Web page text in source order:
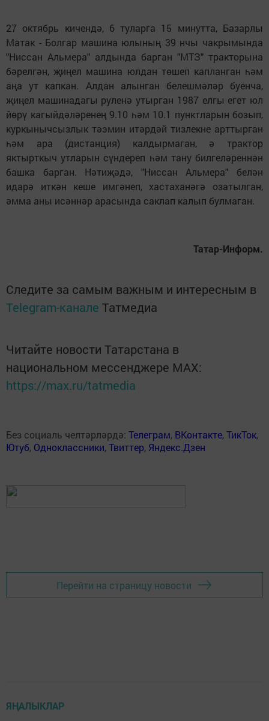
27 октябрь кичендә, 6 туларга 15 минутта, Базарлы
Матак - Болгар машина юлының 39 нчы чакрымында
"Ниссан Альмера" алдында барган "МТЗ" тракторына
бәрелгән, җиңел машина юлдан төшеп капланган һәм
аңа ут капкан. Алдан алынган белешмәләр буенча,
җиңел машинадагы руленә утырган 1987 елгы егет юл
йөрү кагыйдәләренең 9.10 һәм 10.1 пунктларын бозып,
куркынычсызлык тәэмин итәрдәй тизлекне арттырган
һәм ара (дистанция) калдырмаган, ә трактор
яктырткыч утларын сүндереп һәм тану билгеләреннән
башка барган. Нәтиҗәдә, "Ниссан Альмера" белән
идарә иткән кеше имгәнеп, хастаханәгә озатылган,
әмма аны исәннәр арасында саклап калып булмаган.
Татар-Информ.
Следите за самым важным и интересным в
Telegram-канале Татмедиа
Читайте новости Татарстана в
национальном мессенджере MАХ:
https://max.ru/tatmedia
Без социаль челтәрләрдә: Телеграм, ВКонтакте,ТикТок,
Ютуб, Одноклассники,Твиттер, Яндекс.Дзен
Перейти на страницу новости
ЯҢАЛЫКЛАР